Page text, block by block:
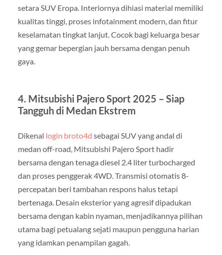
setara SUV Eropa. Interiornya dihiasi material memiliki
kualitas tinggi, proses infotainment modern, dan fitur
keselamatan tingkat lanjut. Cocok bagi keluarga besar
yang gemar bepergian jauh bersama dengan penuh
gaya.
4. Mitsubishi Pajero Sport 2025 – Siap
Tangguh di Medan Ekstrem
Dikenal login broto4d sebagai SUV yang andal di
medan off-road, Mitsubishi Pajero Sport hadir
bersama dengan tenaga diesel 2.4 liter turbocharged
dan proses penggerak 4WD. Transmisi otomatis 8-
percepatan beri tambahan respons halus tetapi
bertenaga. Desain eksterior yang agresif dipadukan
bersama dengan kabin nyaman, menjadikannya pilihan
utama bagi petualang sejati maupun pengguna harian
yang idamkan penampilan gagah.